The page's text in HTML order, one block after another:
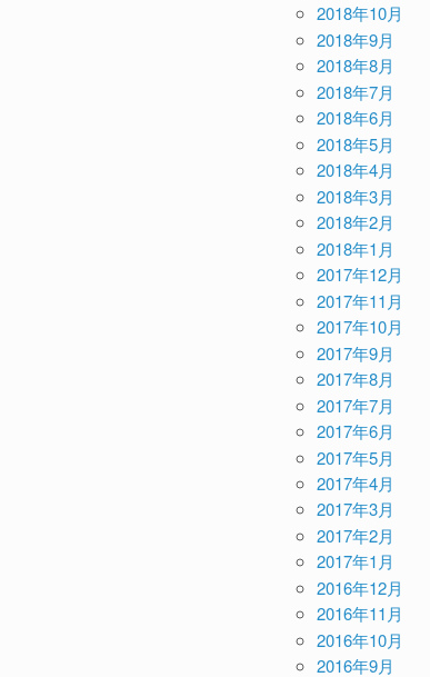
2018年10月
2018年9月
2018年8月
2018年7月
2018年6月
2018年5月
2018年4月
2018年3月
2018年2月
2018年1月
2017年12月
2017年11月
2017年10月
2017年9月
2017年8月
2017年7月
2017年6月
2017年5月
2017年4月
2017年3月
2017年2月
2017年1月
2016年12月
2016年11月
2016年10月
2016年9月